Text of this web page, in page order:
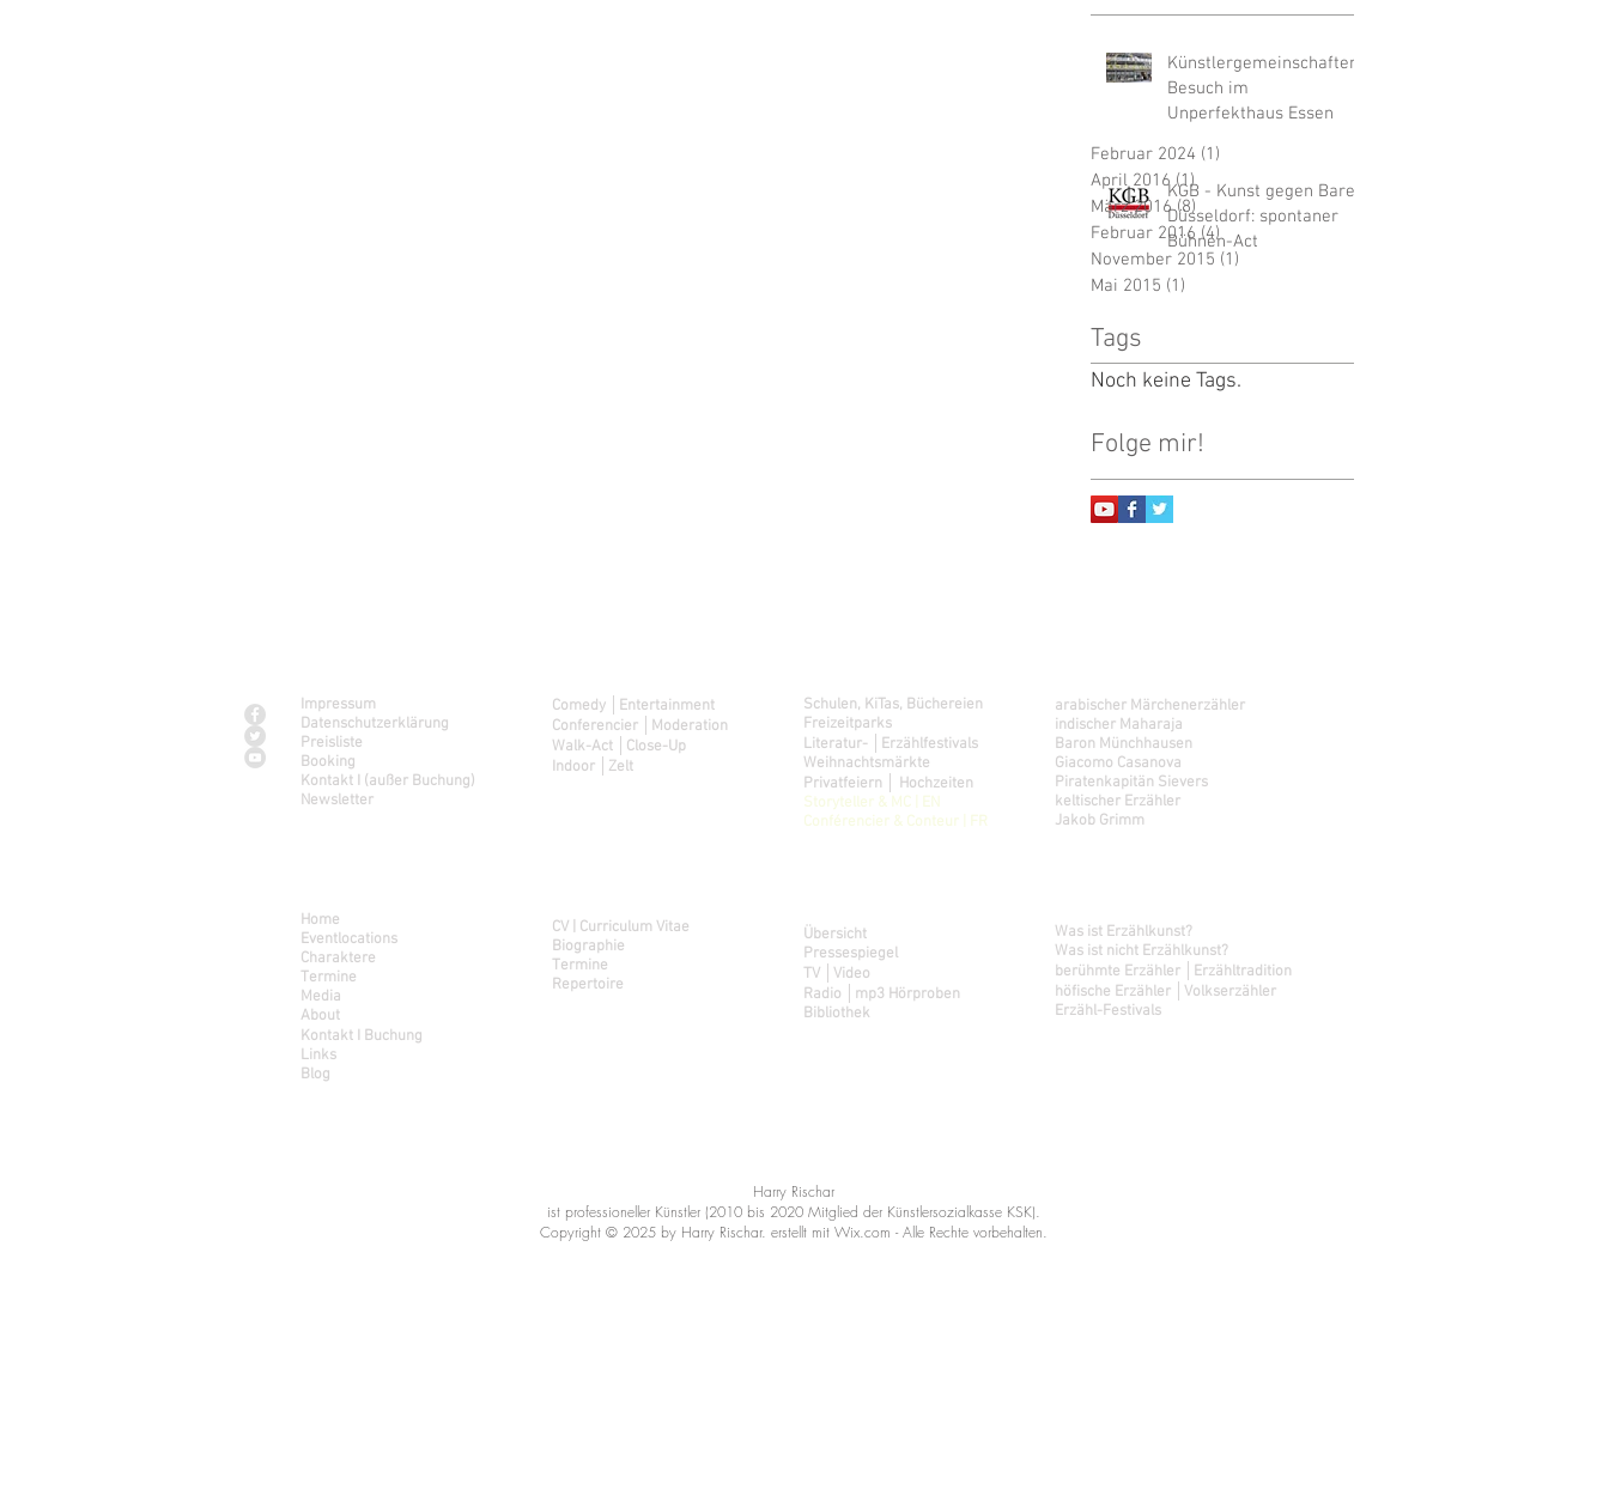
Künstlergemeinschaften:
Besuch im
Unperfekthaus Essen
KGB - Kunst gegen Bares
Düsseldorf: spontaner
Bühnen-Act
Februar 2024 (1)
April 2016 (1)1 Beitrag
März 2016 (8) 8 Beiträge
Februar 2016 (4)4 Beiträge
November 2015 (1)
Mai 2015 (1)
Tags
Noch keine Tags.
Folge mir!
Impressum
Datenschutzerklärung
Preisliste
Booking
Kontakt I (außer Buchung)
Newsletter
Comedy │Entertainment
Conferencier │Moderation
Walk-Act │Close-Up
Indoor │Zelt
Schulen, KiTas, Büchereien
Freizeitparks
Literatur- │Erzählfestivals
Weihnachtsmärkte
Privatfeiern │ Hochzeiten
Storyteller & MC | EN
Conférencier & Conteur | FR
arabischer Märchenerzähler
indischer Maharaja
Baron Münchhausen
Giacomo Casanova
Piratenkapitän Sievers
keltischer Erzähler
Jakob Grimm
Home
Eventlocations
Charaktere
Termine
Media
About
Kontakt I Buchung
Links
Blog
CV | Curriculum Vitae
Biographie
Termine
Repertoire
Übersicht
Pressespiegel
TV │Video
Radio │mp3 Hörproben
Bibliothek
Was ist Erzählkunst?
Was ist nicht Erzählkunst?
berühmte Erzähler │Erzähltradition
höfische Erzähler │Volkserzähler
Erzähl-Festivals
Harry Rischar
ist professioneller Künstler (2010 bis 2020 Mitglied der Künstlersozialkasse KSK).
Copyright © 2025 by Harry Rischar. erstellt mit Wix.com - Alle Rechte vorbehalten.